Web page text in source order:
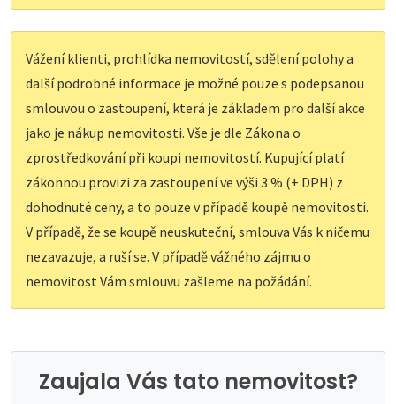
Vážení klienti, prohlídka nemovitostí, sdělení polohy a
další podrobné informace je možné pouze s podepsanou
smlouvou o zastoupení, která je základem pro další akce
jako je nákup nemovitosti. Vše je dle Zákona o
zprostředkování při koupi nemovitostí. Kupující platí
zákonnou provizi za zastoupení ve výši 3 % (+ DPH) z
dohodnuté ceny, a to pouze v případě koupě nemovitosti.
V případě, že se koupě neuskuteční, smlouva Vás k ničemu
nezavazuje, a ruší se. V případě vážného zájmu o
nemovitost Vám smlouvu zašleme na požádání.
Zaujala Vás tato nemovitost?